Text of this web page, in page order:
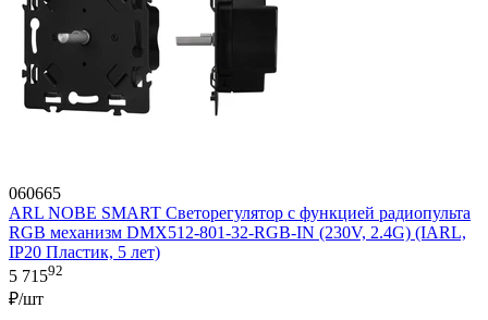
060665
ARL NOBE SMART Светорегулятор с функцией радиопульта
RGB механизм DMX512-801-32-RGB-IN (230V, 2.4G) (IARL,
IP20 Пластик, 5 лет)
5 71592
₽/шт